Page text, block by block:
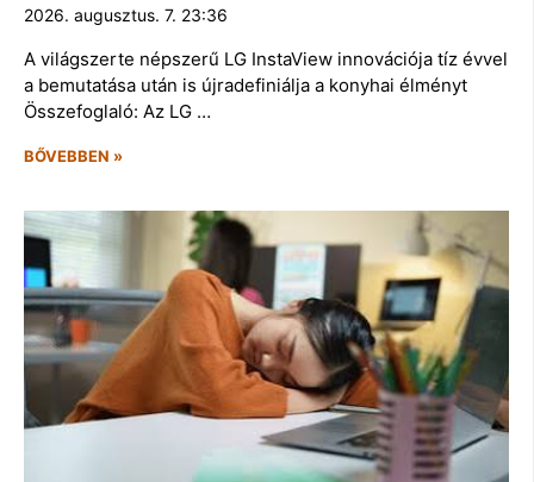
2026. augusztus. 7. 23:36
A világszerte népszerű LG InstaView innovációja tíz évvel
a bemutatása után is újradefiniálja a konyhai élményt
Összefoglaló: Az LG …
BŐVEBBEN »